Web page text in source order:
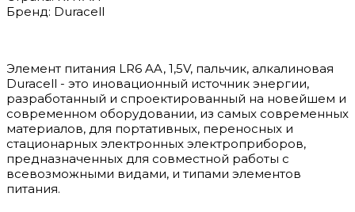
Бренд: Duracell
Элемент питания LR6 AA, 1,5V, пальчик, алкалиновая
Duracell - это иновационный источник энергии,
разработанный и спроектированный на новейшем и
современном оборудовании, из самых современных
материалов, для портативных, переносных и
стационарных электронных электроприборов,
предназначенных для совместной работы с
всевозможными видами, и типами элементов
питания.